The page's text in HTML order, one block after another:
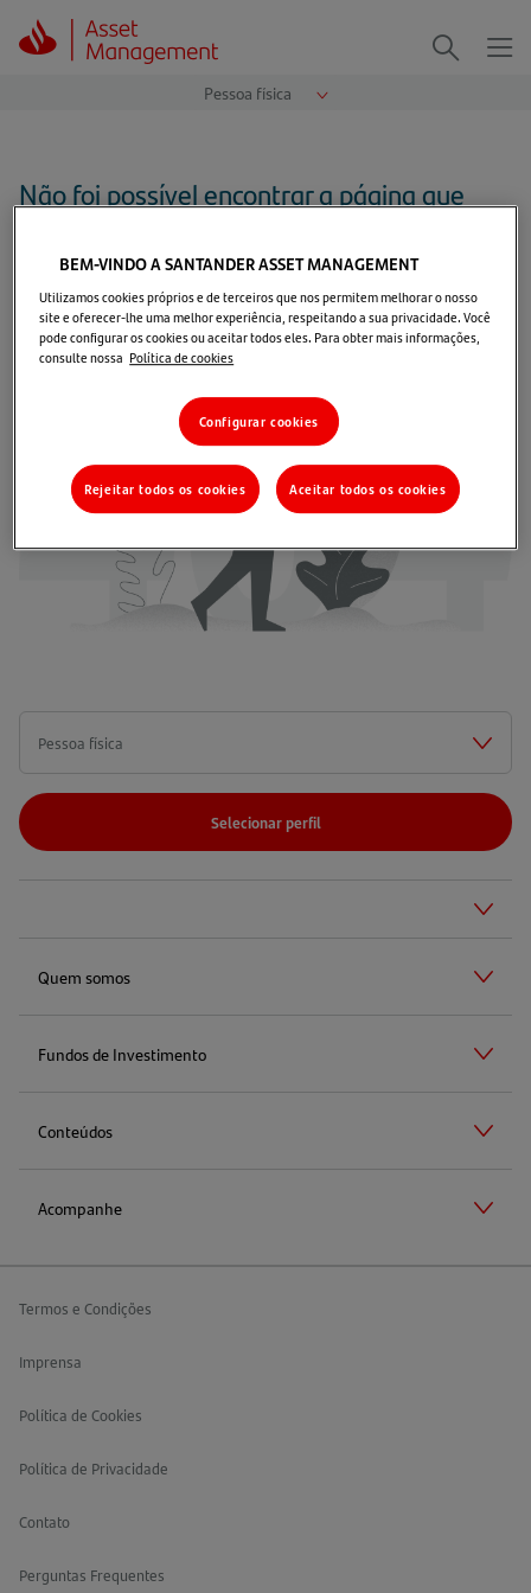
Não foi possível encontrar a página que
página inicial
Selecionar perfil
Quem somos
Fundos de Investimento
Conteúdos
Acompanhe
Termos e Condições
Imprensa
Política de Cookies
Política de Privacidade
Contato
Perguntas Frequentes
BEM-VINDO A SANTANDER ASSET MANAGEMENT
Utilizamos cookies próprios e de terceiros que nos permitem melhorar o nosso
site e oferecer-lhe uma melhor experiência, respeitando a sua privacidade. Você
pode configurar os cookies ou aceitar todos eles. Para obter mais informações,
consulte nossa Política de cookies
Configurar cookies
Rejeitar todos os cookies Aceitar todos os cookies